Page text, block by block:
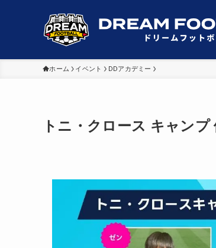
ホーム イベント DDアカデミー
トニ・クロース キャンプ